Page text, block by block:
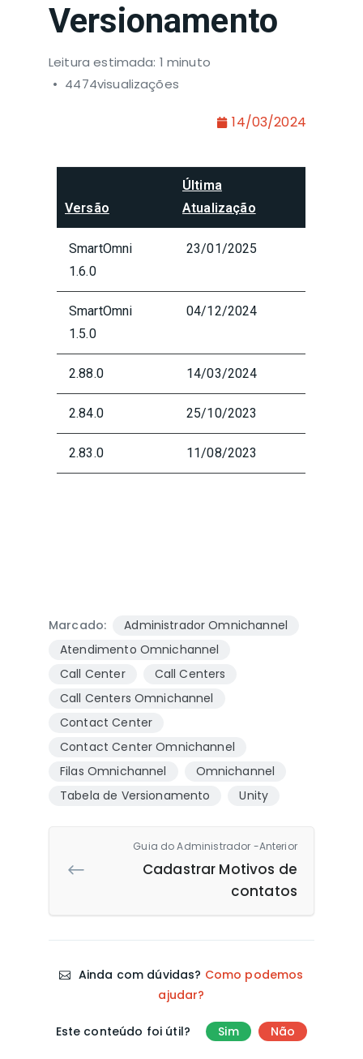
Versionamento
Leitura estimada: 1 minuto
4474visualizações
14/03/2024
Versão
Última
Atualização
SmartOmni
1.6.0
23/01/2025
SmartOmni
1.5.0
04/12/2024
2.88.0 14/03/2024
2.84.0 25/10/2023
2.83.0 11/08/2023
Marcado:
Administrador Omnichannel
Atendimento Omnichannel
Call Center
Call Centers
Call Centers Omnichannel
Contact Center
Contact Center Omnichannel
Filas Omnichannel
Omnichannel
Tabela de Versionamento
Unity
Guia do Administrador -Anterior
Cadastrar Motivos de
contatos
Ainda com dúvidas? Como podemos
ajudar?
Este conteúdo foi útil? Sim Não